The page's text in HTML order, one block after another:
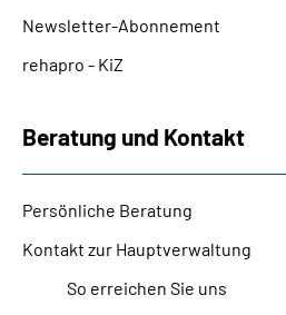
Newsletter-Abonnement
rehapro - KiZ
Beratung und Kontakt
Persönliche Beratung
Kontakt zur Hauptverwaltung
So erreichen Sie uns